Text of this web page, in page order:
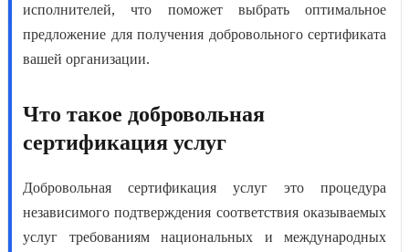
исполнителей, что поможет выбрать оптимальное
предложение для получения добровольного сертификата
вашей организации.
Что такое добровольная
сертификация услуг
Добровольная сертификация услуг это процедура
независимого подтверждения соответствия оказываемых
услуг требованиям национальных и международных